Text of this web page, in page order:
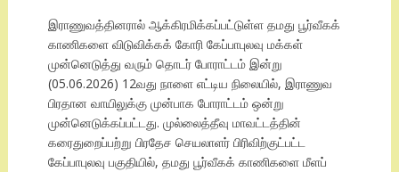
இராணுவத்தினரால் ஆக்கிரமிக்கப்பட்டுள்ள தமது பூர்வீகக்
காணிகளை விடுவிக்கக் கோரி கேப்பாபுலவு மக்கள்
முன்னெடுத்து வரும் தொடர் போராட்டம் இன்று
(05.06.2026) 12வது நாளை எட்டிய நிலையில், இராணுவ
பிரதான வாயிலுக்கு முன்பாக போராட்டம் ஒன்று
முன்னெடுக்கப்பட்டது. முல்லைத்தீவு மாவட்டத்தின்
கரைதுறைப்பற்று பிரதேச செயலாளர் பிரிவிற்குட்பட்ட
கேப்பாபுலவு பகுதியில், தமது பூர்வீகக் காணிகளை மீளப்